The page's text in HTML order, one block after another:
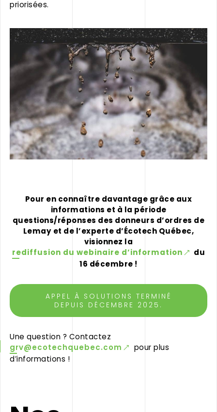
priorisées.
Pour en connaître davantage grâce aux
informations et à la période
questions/réponses des donneurs d’ordres de
Lemay et de l’experte d’Écotech Québec,
visionnez la
rediffusion du webinaire d’information
du
16 décembre !
APPEL À SOLUTIONS TERMINÉ
DEPUIS DÉCEMBRE 2025.
Une question ? Contactez
grv@ecotechquebec.com
pour plus
d’informations !